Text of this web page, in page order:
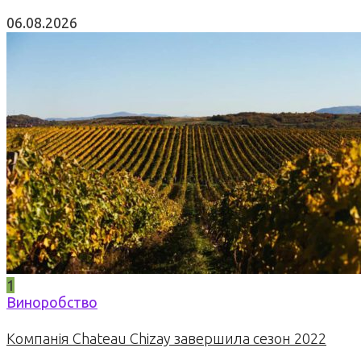
06.08.2026
1
Виноробство
Компанія Chateau Chizay завершила сезон 2022